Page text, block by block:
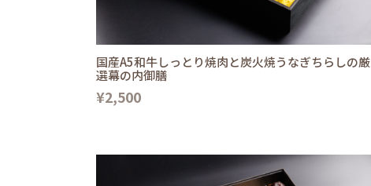
国産A5和牛しっとり焼肉と炭火焼うなぎちらしの厳
選幕の内御膳
¥2,500